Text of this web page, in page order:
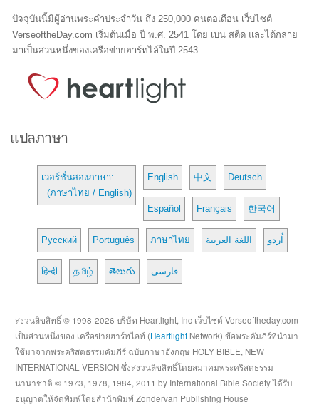
ปัจจุบันนี้มีผู้อ่านพระคำประจำวัน ถึง 250,000 คนต่อเดือน เว็บไซต์
VerseoftheDay.com เริ่มต้นเมื่อ ปี พ.ศ. 2541 โดย เบน สตีด และได้กลาย
มาเป็นส่วนหนึ่งของเครือข่ายฮาร์ทไล์ในปี 2543
แปลภาษา
เวอร์ชั่นสองภาษา:
(ภาษาไทย / English)
English 中文 Deutsch
Español Français 한국어
Русский Português ภาษาไทย اللغة العربية اُردو
हिन्दी தமிழ் తెలుగు فارسی
สงวนลิขสิทธิ์ © 1998-2026 บริษัท Heartlight, Inc เว็บไซต์ Verseoftheday.com
เป็นส่วนหนึ่งของ เครือข่ายฮาร์ทไลท์ (Heartlight Network) ข้อพระคัมภีร์ที่นำมา
ใช้มาจากพระคริสตธรรมคัมภีร์ ฉบับภาษาอังกฤษ HOLY BIBLE, NEW
INTERNATIONAL VERSION ซึ่งสงวนลิขสิทธิ์โดยสมาคมพระคริสตธรรม
นานาชาติ © 1973, 1978, 1984, 2011 by International Bible Society ได้รับ
อนุญาตให้จัดพิมพ์โดยสำนักพิมพ์ Zondervan Publishing House